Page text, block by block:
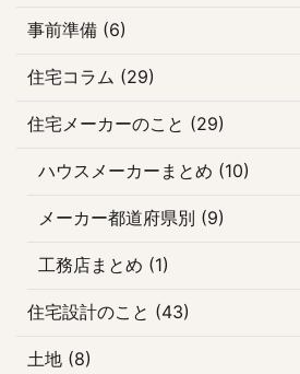
事前準備 (6)
住宅コラム (29)
住宅メーカーのこと (29)
ハウスメーカーまとめ (10)
メーカー都道府県別 (9)
工務店まとめ (1)
住宅設計のこと (43)
土地 (8)